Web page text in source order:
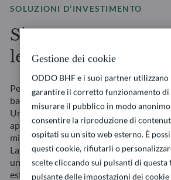
SOLUZIONI D’INVESTIMENTO
Siamo un asset
leader in Europa
Per muoversi nel contesto finanziario
bastano soluzioni standard. Ci vuole un
Uniamo la nostra tradizione franco-
approccio lungimirante per creare
misura per le vostre esigenze in
La stabilità dei nostri team di gestione
un’esecuzione congrua delle strategie e
estesa esperienza in tutte le classi
Gestione dei cookie
ODDO BHF e i suoi partner utilizzano
garantire il corretto funzionamento di
misurare il pubblico in modo anonimo
consentire la riproduzione di
ospitati su un sito web esterno. È
questi cookie, rifiutarli o
scelte cliccando sui pulsanti di questa
pulsante delle impostazioni dei